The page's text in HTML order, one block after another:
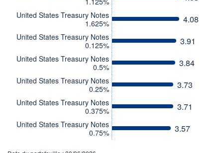
03/12
110
CATÉGORIE MORNINGSTAR
Obligations Internationales
Indexées sur l'Inflation
FONDS PARTENAIRES
TARIFS PRIVILÉGIÉS 0%
BOURSOVIE LUX
CTO BUSINESS
United States Treasury Notes
1.625%
4.08
United States Treasury Notes
0.125%
3.91
United States Treasury Notes
0.5%
3.84
United States Treasury Notes
0.25%
3.73
United States Treasury Notes
0.375%
3.71
United States Treasury Notes
0.75%
3.57